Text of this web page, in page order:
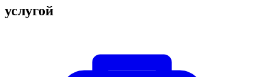
услугой